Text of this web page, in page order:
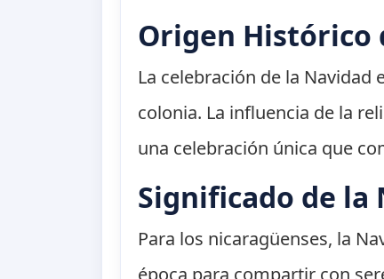
Origen Histórico
La celebración de la
colonia. La influencia de la
una celebración única que
Significado de la
Para los nicaragüenses, la